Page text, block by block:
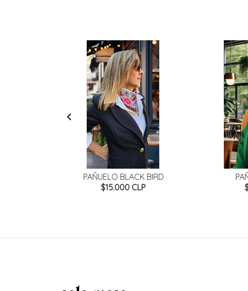
PAÑUELO BLACK BIRD
$15.000 CLP